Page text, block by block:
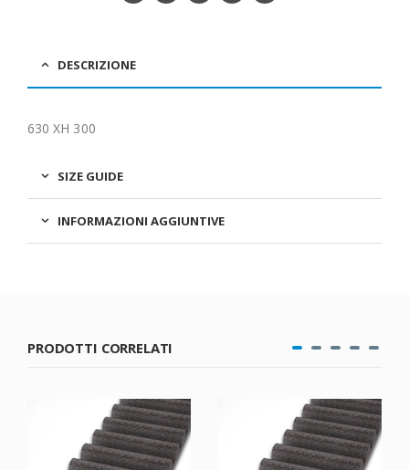
DESCRIZIONE
630 XH 300
SIZE GUIDE
INFORMAZIONI AGGIUNTIVE
PRODOTTI CORRELATI